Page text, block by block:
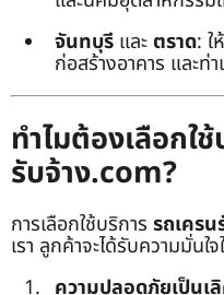
จันทบุรี และ ตราด: ใ
ก่อสร้างอาคาร และท่า
ทำไมต้องเลือกใ
รับจ้าง.com?
การเลือกใช้บริการ รถเครน
เรา ลูกค้าจะได้รับความมั่นใ
ความปลอดภัยเป็นเ